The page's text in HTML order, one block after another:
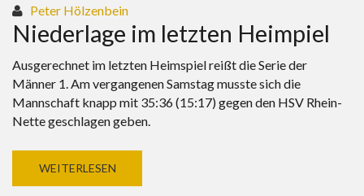
Peter Hölzenbein
Niederlage im letzten Heimpiel
Ausgerechnet im letzten Heimspiel reißt die Serie der
Männer 1. Am vergangenen Samstag musste sich die
Mannschaft knapp mit 35:36 (15:17) gegen den HSV Rhein-
Nette geschlagen geben.
WEITERLESEN